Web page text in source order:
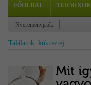
FŐOLDAL TURMIXOK
Nyereményjáték
Találatok: kókusztej